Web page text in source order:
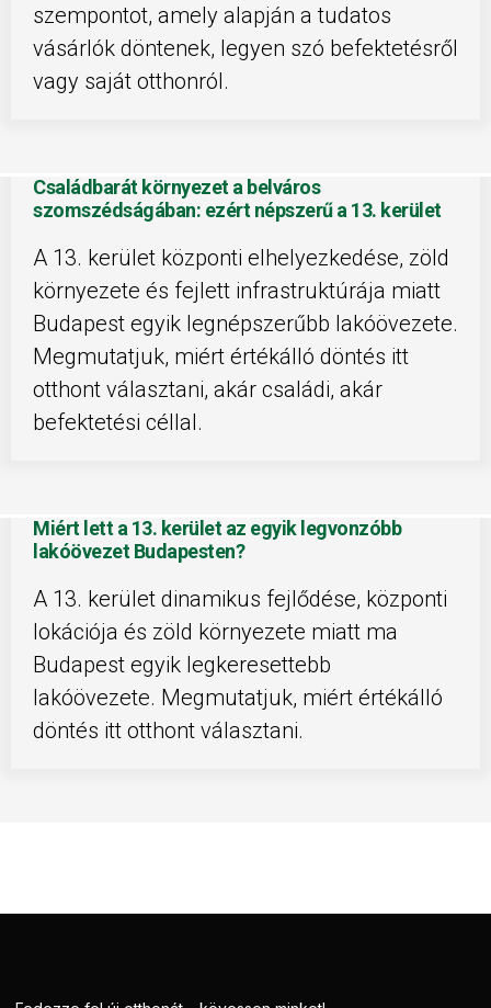
szempontot, amely alapján a tudatos
vásárlók döntenek, legyen szó befektetésről
vagy saját otthonról.
Családbarát környezet a belváros
szomszédságában: ezért népszerű a 13. kerület
A 13. kerület központi elhelyezkedése, zöld
környezete és fejlett infrastruktúrája miatt
Budapest egyik legnépszerűbb lakóövezete.
Megmutatjuk, miért értékálló döntés itt
otthont választani, akár családi, akár
befektetési céllal.
Miért lett a 13. kerület az egyik legvonzóbb
lakóövezet Budapesten?
A 13. kerület dinamikus fejlődése, központi
lokációja és zöld környezete miatt ma
Budapest egyik legkeresettebb
lakóövezete. Megmutatjuk, miért értékálló
döntés itt otthont választani.